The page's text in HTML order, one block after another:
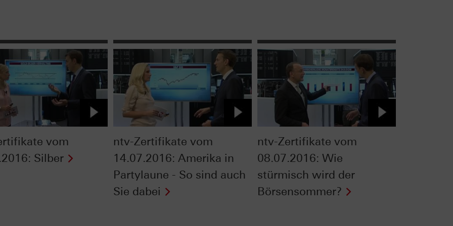
vom
Silber
ntv-Zertifikate vom
14.07.2016: Amerika in
Partylaune - So sind auch
Sie dabei
ntv-Zertifikate vom
08.07.2016: Wie
stürmisch wird der
Börsensommer?